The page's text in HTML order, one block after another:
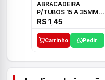
ABRACADEIRA
P/TUBOS 15 A 35MM
TIGRE
R$ 1,45
Carrinho Pedir